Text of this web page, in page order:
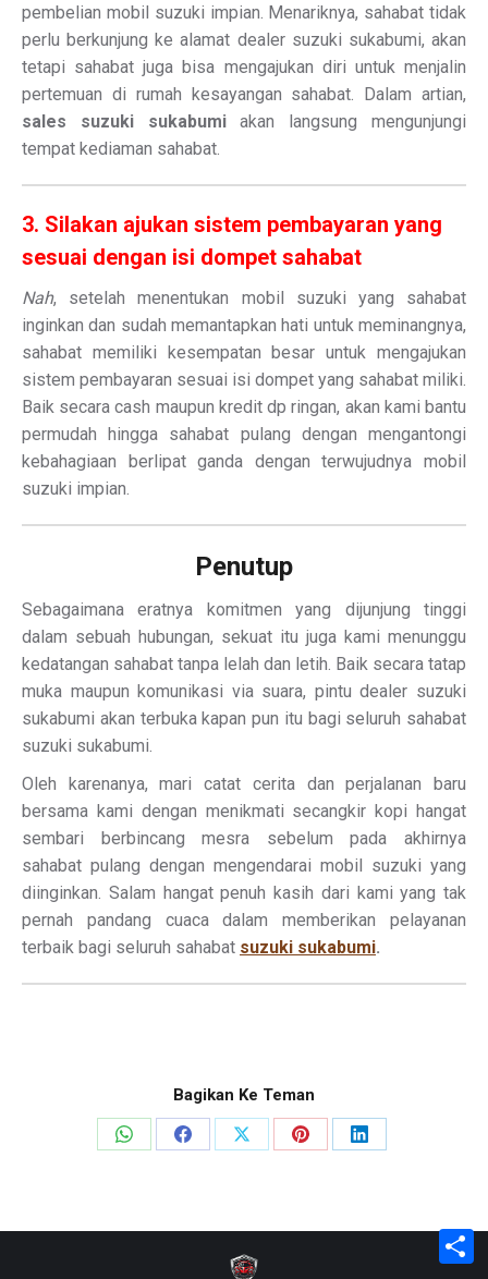
pembelian mobil suzuki impian. Menariknya, sahabat tidak
perlu berkunjung ke alamat dealer suzuki sukabumi, akan
tetapi sahabat juga bisa mengajukan diri untuk menjalin
pertemuan di rumah kesayangan sahabat. Dalam artian,
sales suzuki sukabumiakan langsung mengunjungi
tempat kediaman sahabat.
3. Silakan ajukan sistem pembayaran yang
sesuai dengan isi dompet sahabat
Nah, setelah menentukan mobil suzuki yang sahabat
inginkan dan sudah memantapkan hati untuk meminangnya,
sahabat memiliki kesempatan besar untuk mengajukan
sistem pembayaran sesuai isi dompet yang sahabat miliki.
Baik secara cash maupun kredit dp ringan, akan kami bantu
permudah hingga sahabat pulang dengan mengantongi
kebahagiaan berlipat ganda dengan terwujudnya mobil
suzuki impian.
Penutup
Sebagaimana eratnya komitmen yang dijunjung tinggi
dalam sebuah hubungan, sekuat itu juga kami menunggu
kedatangan sahabat tanpa lelah dan letih. Baik secara tatap
muka maupun komunikasi via suara, pintu dealer suzuki
sukabumi akan terbuka kapan pun itu bagi seluruh sahabat
suzuki sukabumi.
Oleh karenanya, mari catat cerita dan perjalanan baru
bersama kami dengan menikmati secangkir kopi hangat
sembari berbincang mesra sebelum pada akhirnya
sahabat pulang dengan mengendarai mobil suzuki yang
diinginkan. Salam hangat penuh kasih dari kami yang tak
pernah pandang cuaca dalam memberikan pelayanan
terbaik bagi seluruh sahabat suzuki sukabumi.
Bagikan Ke Teman
Share
Share
Share
Share
Share